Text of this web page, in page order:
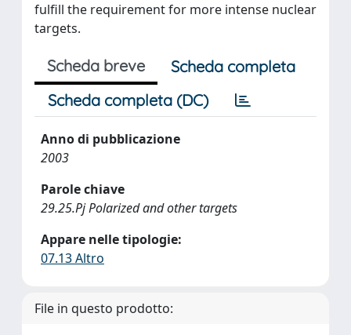
fulfill the requirement for more intense nuclear
targets.
Scheda breve
Scheda completa
Scheda completa (DC)
Anno di pubblicazione
2003
Parole chiave
29.25.Pj Polarized and other targets
Appare nelle tipologie:
07.13 Altro
File in questo prodotto: